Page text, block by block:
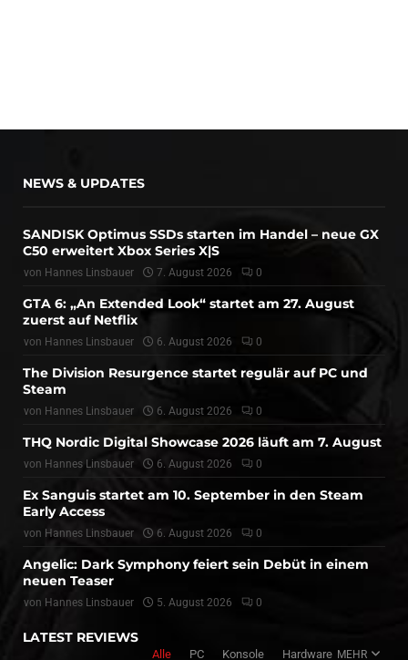
NEWS & UPDATES
SANDISK Optimus SSDs starten im Handel – neue GX
C50 erweitert Xbox Series X|S
von Hannes Linsbauer 7. August 2026 0
GTA 6: „An Extended Look“ startet am 27. August
zuerst auf Netflix
von Hannes Linsbauer 6. August 2026 0
The Division Resurgence startet regulär auf PC und
Steam
von Hannes Linsbauer 6. August 2026 0
THQ Nordic Digital Showcase 2026 läuft am 7. August
von Hannes Linsbauer 6. August 2026 0
Ex Sanguis startet am 10. September in den Steam
Early Access
von Hannes Linsbauer 6. August 2026 0
Angelic: Dark Symphony feiert sein Debüt in einem
neuen Teaser
von Hannes Linsbauer 5. August 2026 0
LATEST REVIEWS
Alle PC Konsole Hardware MEHR